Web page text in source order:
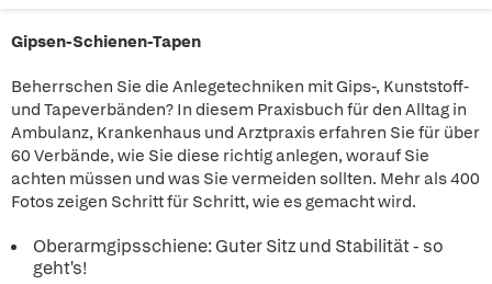
Gipsen-Schienen-Tapen
Beherrschen Sie die Anlegetechniken mit Gips-, Kunststoff-
und Tapeverbänden? In diesem Praxisbuch für den Alltag in
Ambulanz, Krankenhaus und Arztpraxis erfahren Sie für über
60 Verbände, wie Sie diese richtig anlegen, worauf Sie
achten müssen und was Sie vermeiden sollten. Mehr als 400
Fotos zeigen Schritt für Schritt, wie es gemacht wird.
Oberarmgipsschiene: Guter Sitz und Stabilität - so
geht's!